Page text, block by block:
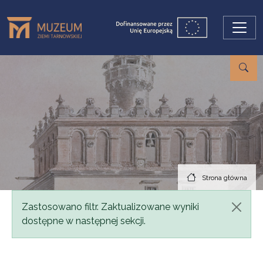
Strona główna
Komunikat
Zastosowano filtr. Zaktualizowane wyniki
dostępne w następnej sekcji.